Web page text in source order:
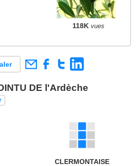
118K vues
DE l'Ardèche
CLERMONTAISE